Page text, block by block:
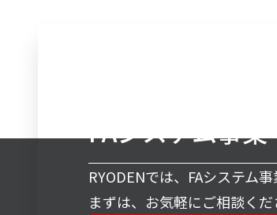
FAシステム事
RYODENでは、FAシステム
まずは、お気軽にご相談くだ